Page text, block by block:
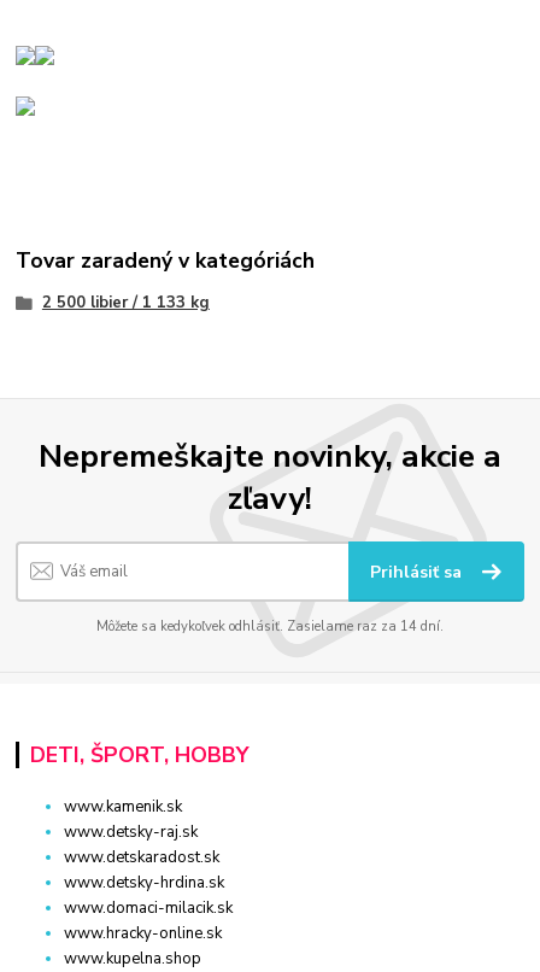
Tovar zaradený v kategóriách
2 500 libier / 1 133 kg
Nepremeškajte novinky, akcie a
zľavy!
Prihlásiť sa
Môžete sa kedykoľvek odhlásiť. Zasielame raz za 14 dní.
DETI, ŠPORT, HOBBY
www.kamenik.sk
www.detsky-raj.sk
www.detskaradost.sk
www.detsky-hrdina.sk
www.domaci-milacik.sk
www.hracky-online.sk
www.kupelna.shop